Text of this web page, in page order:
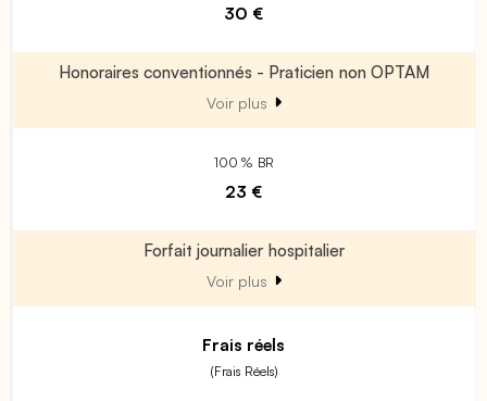
30 €
Honoraires conventionnés - Praticien non OPTAM
Voir plus
100 % BR
23 €
Forfait journalier hospitalier
Voir plus
Frais réels
(Frais Réels)